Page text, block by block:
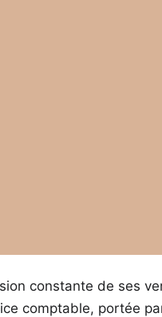
constante de ses
comptable, portée